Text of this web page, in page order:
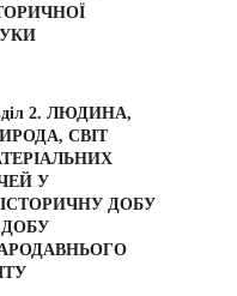
2. ЛЮДИНА,
СВІТ
У
ДОБУ
ДОБУ